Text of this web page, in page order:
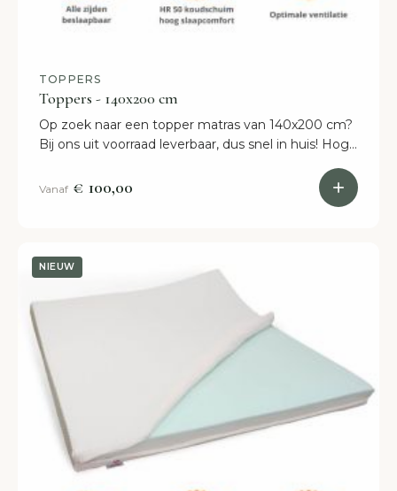
TOPPERS
Toppers - 140x200 cm
Op zoek naar een topper matras van 140x200 cm?
Bij ons uit voorraad leverbaar, dus snel in huis! Hoge
Vanaf € 100,00
NIEUW